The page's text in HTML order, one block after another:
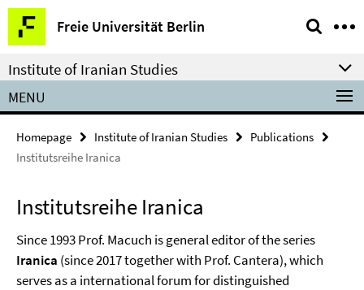
Springe
direkt
zu
Inhalt
Freie Universität Berlin
Service
Navigation
Institute of Iranian Studies
MENU
Homepage Institute of Iranian Studies
Publications
Institutsreihe Iranica
Institutsreihe Iranica
Since 1993 Prof. Macuch is general editor of the series
Iranica (since 2017 together with Prof. Cantera), which
serves as a international forum for distinguished